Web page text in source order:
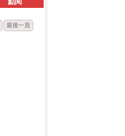
最後一頁